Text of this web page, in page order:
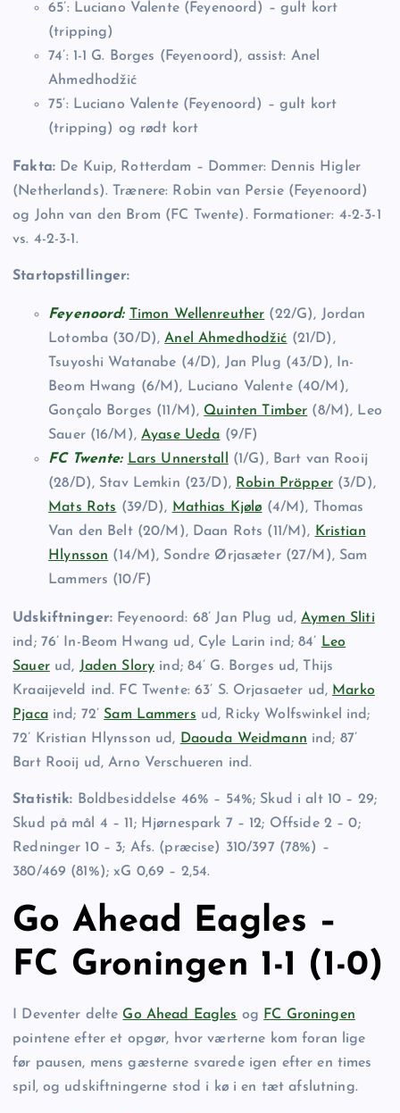
65’: Luciano Valente (Feyenoord) – gult kort
(tripping)
74’: 1-1 G. Borges (Feyenoord), assist: Anel
Ahmedhodžić
75’: Luciano Valente (Feyenoord) – gult kort
(tripping) og rødt kort
Fakta:De Kuip, Rotterdam – Dommer: Dennis Higler
(Netherlands). Trænere: Robin van Persie (Feyenoord)
og John van den Brom (FC Twente). Formationer: 4-2-3-1
vs. 4-2-3-1.
Startopstillinger:
Feyenoord: Timon Wellenreuther (22/G), Jordan
Lotomba (30/D),Anel Ahmedhodžić (21/D),
Tsuyoshi Watanabe (4/D), Jan Plug (43/D), In-
Beom Hwang (6/M), Luciano Valente (40/M),
Gonçalo Borges (11/M), Quinten Timber (8/M), Leo
Sauer (16/M),Ayase Ueda (9/F)
FC Twente: Lars Unnerstall (1/G), Bart van Rooij
(28/D), Stav Lemkin (23/D), Robin Pröpper(3/D),
Mats Rots (39/D), Mathias Kjølø (4/M), Thomas
Van den Belt (20/M), Daan Rots (11/M), Kristian
Hlynsson (14/M), Sondre Ørjasæter (27/M), Sam
Lammers (10/F)
Udskiftninger: Feyenoord: 68’ Jan Plug ud,Aymen Sliti
ind; 76’ In-Beom Hwang ud, Cyle Larin ind; 84’ Leo
Sauerud, Jaden Slory ind; 84’ G. Borges ud, Thijs
Kraaijeveld ind. FC Twente: 63’ S. Orjasaeter ud, Marko
Pjacaind; 72’ Sam Lammers ud, Ricky Wolfswinkel ind;
72’ Kristian Hlynsson ud, Daouda Weidmann ind; 87’
Bart Rooij ud, Arno Verschueren ind.
Statistik: Boldbesiddelse 46% – 54%; Skud i alt 10 – 29;
Skud på mål 4 – 11; Hjørnespark 7 – 12; Offside 2 – 0;
Redninger 10 – 3; Afs. (præcise) 310/397 (78%) –
380/469 (81%); xG 0,69 – 2,54.
Go Ahead Eagles –
FC Groningen 1-1 (1-0)
I Deventer delte Go Ahead Eagles og FC Groningen
pointene efter et opgør, hvor værterne kom foran lige
før pausen, mens gæsterne svarede igen efter en times
spil, og udskiftningerne stod i kø i en tæt afslutning.